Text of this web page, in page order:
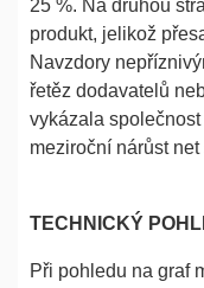
25 %. Na druhou
produkt, jelikož
Navzdory
řetěz dodavatelů
vykázala
meziroční nárůst net
TECHNICKÝ
Při pohledu na graf